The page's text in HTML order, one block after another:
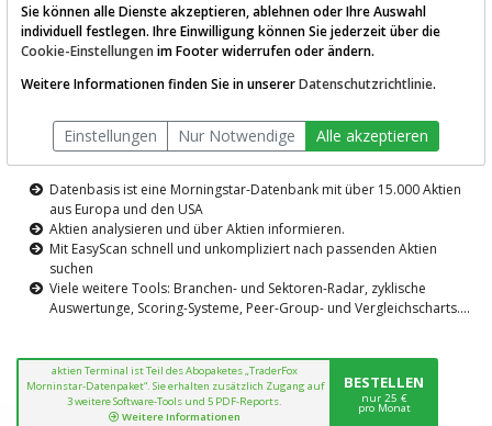
AKTIEN-TERMINAL
Die Aktienanalyse-Plattform von
TraderFox
Datenbasis ist eine Morningstar-Datenbank mit über 15.000 Aktien
aus Europa und den USA
Aktien analysieren und über Aktien informieren.
Mit EasyScan schnell und unkompliziert nach passenden Aktien
suchen
Viele weitere Tools: Branchen- und Sektoren-Radar, zyklische
Auswertunge, Scoring-Systeme, Peer-Group- und Vergleichscharts....
aktien Terminal ist Teil des Abopaketes „TraderFox
Morninstar-Datenpaket“. Sie erhalten zusätzlich Zugang auf
3 weitere Software-Tools und 5 PDF-Reports.
Weitere Informationen
BESTELLEN
nur 25 €
pro Monat
Sie können alle Dienste akzeptieren, ablehnen oder Ihre Auswahl
individuell festlegen. Ihre Einwilligung können Sie jederzeit über die
Cookie-Einstellungen im Footer widerrufen oder ändern.
Weitere Informationen finden Sie in unsererDatenschutzrichtlinie.
Einstellungen Nur Notwendige Alle akzeptieren